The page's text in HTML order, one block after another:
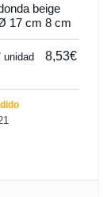
beige
17 cm 8 cm
unidad 8,53€